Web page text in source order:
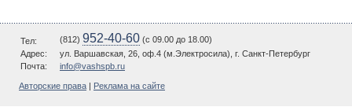
Тел: (812) 952-40-60 (c 09.00 до 18.00)
Адрес:
ул. Варшавская, 26, оф.4 (м.Электросила), г. Санкт-Петербург
Почта:
info@vashspb.ru
Авторские права Реклама на сайте